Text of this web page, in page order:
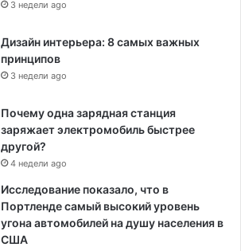
3 недели ago
Дизайн интерьера: 8 самых важных
принципов
3 недели ago
Почему одна зарядная станция
заряжает электромобиль быстрее
другой?
4 недели ago
Исследование показало, что в
Портленде самый высокий уровень
угона автомобилей на душу населения в
США